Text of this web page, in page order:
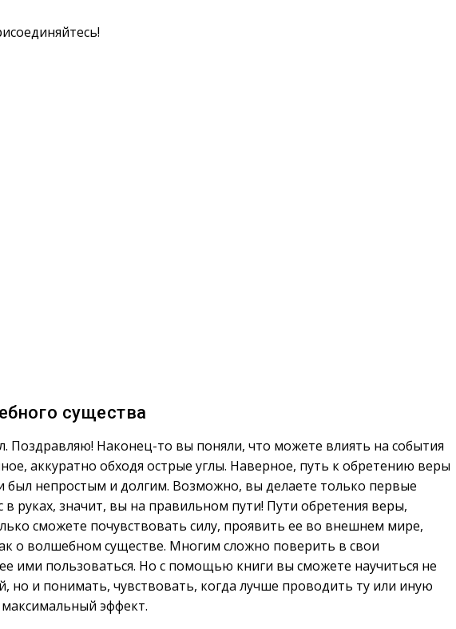
существа
Поздравляю! Наконец-то вы поняли, что можете влиять на события
аккуратно обходя острые углы. Наверное, путь к обретению веры
был непростым и долгим. Возможно, вы делаете только первые
в руках, значит, вы на правильном пути! Пути обретения веры,
сможете почувствовать силу, проявить ее во внешнем мире,
о волшебном существе. Многим сложно поверить в свои
ими пользоваться. Но с помощью книги вы сможете научиться не
но и понимать, чувствовать, когда лучше проводить ту или иную
эффект.